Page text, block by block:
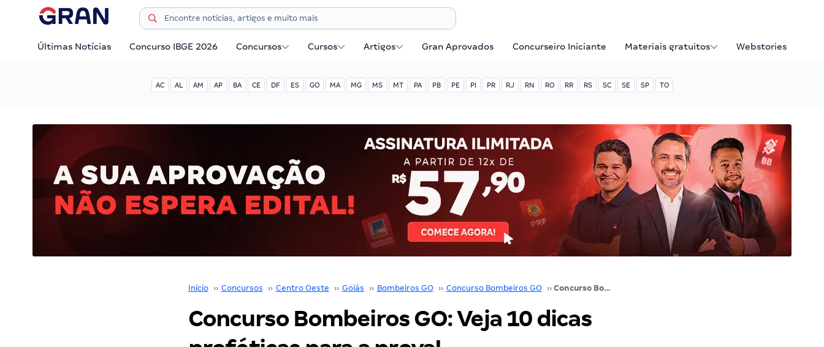
Últimas Notícias Concurso IBGE 2026 Concursos Cursos Artigos Gran Aprovados Concurseiro Iniciante Materiais gratuitos Webstories
AC AL AM AP BA CE DF ES GO MA MG MS MT PA PB PE PI PR RJ RN RO RR RS SC SE SP TO
Início ›› Concursos ›› Centro Oeste ›› Goiás ›› Bombeiros GO ›› Concurso Bombeiros GO ›› Concurso Bombeiros GO: Veja 10 dicas proféticas para a prova!
Concurso Bombeiros GO: Veja 10 dicas